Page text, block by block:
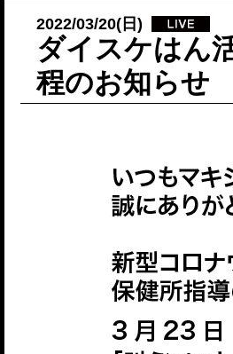
2022/03/20(日)
ダイスケはん
程のお知らせ